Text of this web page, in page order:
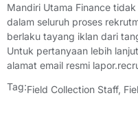
Mandiri Utama Finance
dalam seluruh proses
berlaku tayang iklan dari
Untuk pertanyaan lebih
alamat email resmi
Tag:Field Collection Staff,